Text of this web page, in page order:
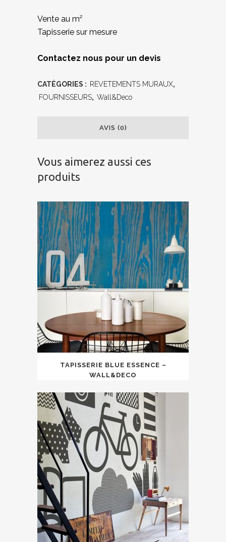
Vente au m²
Tapisserie sur mesure
Contactez nous pour un devis
CATÉGORIES : REVETEMENTS MURAUX,
FOURNISSEURS, Wall&Deco
AVIS (0)
Vous aimerez aussi ces
produits
TAPISSERIE BLUE ESSENCE –
WALL&DECO